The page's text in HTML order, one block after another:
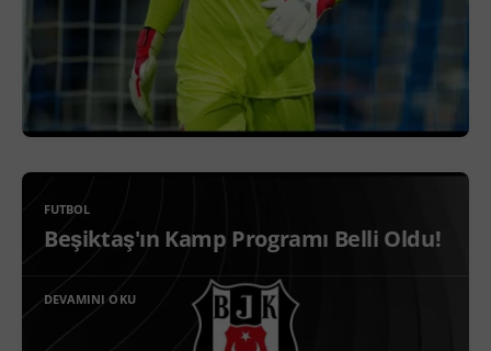
FUTBOL
Beşiktaş'ın Kamp Programı Belli Oldu!
DEVAMINI OKU